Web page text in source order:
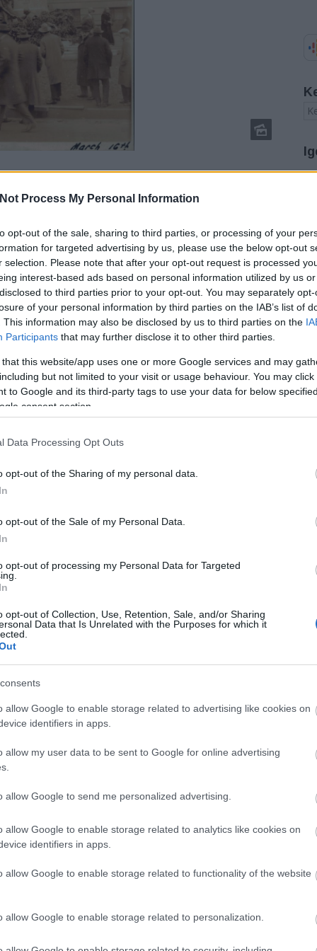
Process My Personal Information
opt-out of the sale, sharing to third parties, or processing of your
for targeted advertising by us, please use the below opt-out
selection. Please note that after your opt-out request is processed
interest-based ads based on personal information utilized by us
to third parties prior to your opt-out. You may separately
of your personal information by third parties on the IAB’s list of
This information may also be disclosed by us to third parties on the
Participants that may further disclose it to other third parties.
that this website/app uses one or more Google services and may
but not limited to your visit or usage behaviour. You may
to Google and its third-party tags to use your data for below
consent section.
Data Processing Opt Outs
opt-out of the Sharing of my personal data.
opt-out of the Sale of my Personal Data.
opt-out of processing my Personal Data for Targeted
opt-out of Collection, Use, Retention, Sale, and/or Sharing
Data that Is Unrelated with the Purposes for which it
allow Google to enable storage related to advertising like cookies on
identifiers in apps.
allow my user data to be sent to Google for online advertising
allow Google to send me personalized advertising.
allow Google to enable storage related to analytics like cookies on
identifiers in apps.
allow Google to enable storage related to functionality of the website
allow Google to enable storage related to personalization.
Zoltán írt tanulmányt, az alábbiakban ez alapján
forrása ez a gyűjtemény a magyar
évek második felében kezdett fényképezni. A
csak kísérletezett a technikával, képei kicsit
feliratokkal látta el, azonosítható ezekből, hogy
kik a rajta szereplő vendégek. A képek mellé
programfüzetek alapján elénk tárul az amerikai
szereplői, kapcsolatai – a társadalomtörténet
életének csak egy szakaszát szentelte a
legfőbb dokumentumát az a több ezer felvétel
archívumában található. A felvételek
munkáit dokumentálják, amelyek a
1934-ben indultak, s az öt városrész egységes
kiépítették New York köztereit, közösségi
ben megnősült, felhagyott a fényképezéssel. A
életművének fontos részévé.
lapkivágatokból és túlnyomórészt 6×9 cm-es
bennük a szoborleleplezési ünnep magyar
programfüzete, amelyben a szoborról „Aloysius
pecséttel szignált felvétele szerepel.
ban tartott 1600 terítékes díszvacsora
Magyar Amerikai Kereskedelmi Kamara által
Astoriában adott ebéd brosúrája, valamint a
kiállított díszoklevél is. A magyar cikkek az
bezáródóan. Saját fényképeinek első, 15
november 5-i alapkőletételének megörökítésén
kerettel kivitelezett 20×12 cm
szignáltak. Ezek a reprezentatív képek, tömeges
fedett, illetve a leleplezés utáni állapotát